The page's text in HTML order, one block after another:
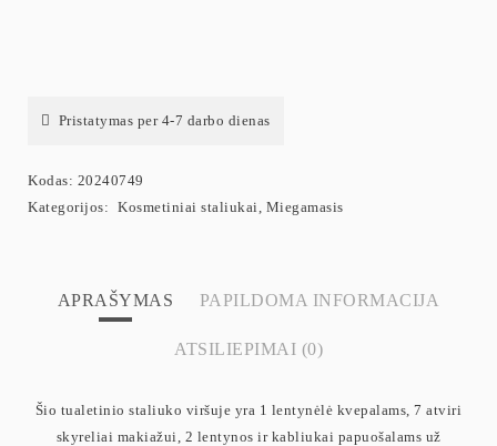
Pristatymas per 4-7 darbo dienas
Kodas: 20240749
Kategorijos: Kosmetiniai staliukai, Miegamasis
APRAŠYMAS PAPILDOMA INFORMACIJA
ATSILIEPIMAI (0)
Šio tualetinio staliuko viršuje yra 1 lentynėlė kvepalams, 7 atviri
skyreliai makiažui, 2 lentynos ir kabliukai papuošalams už